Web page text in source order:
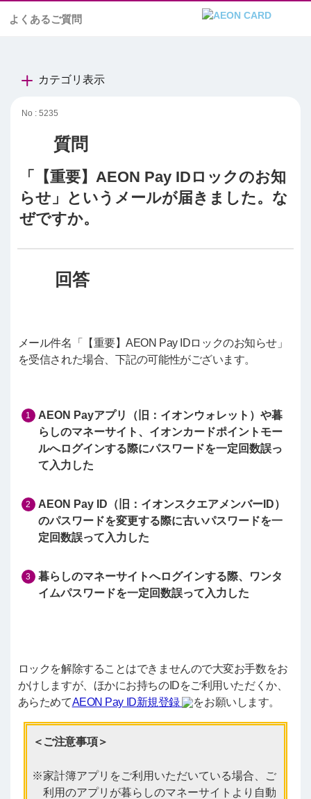
よくあるご質問
カテゴリ表示
No : 5235
「【重要】AEON Pay IDロックのお知
らせ」というメールが届きました。な
ぜですか。
メール件名「【重要】AEON Pay IDロックのお知らせ」
を受信された場合、下記の可能性がございます。
AEON Payアプリ（旧：イオンウォレット）や暮
らしのマネーサイト、イオンカードポイントモー
ルへログインする際にパスワードを一定回数誤っ
て入力した
AEON Pay ID（旧：イオンスクエアメンバーID）
のパスワードを変更する際に古いパスワードを一
定回数誤って入力した
暮らしのマネーサイトへログインする際、ワンタ
イムパスワードを一定回数誤って入力した
ロックを解除することはできませんので大変お手数をお
かけしますが、ほかにお持ちのIDをご利用いただくか、
あらためてAEON Pay ID新規登録 をお願いします。
＜ご注意事項＞
家計簿アプリをご利用いただいている場合、ご
利用のアプリが暮らしのマネーサイトより自動